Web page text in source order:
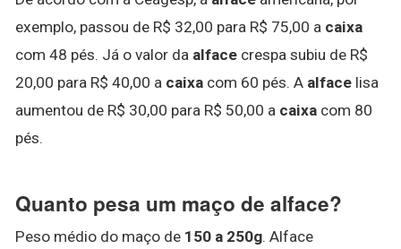
exemplo, passou de R$ 32,00 para R$ 75,00 a caixa
com 48 pés. Já o valor da alface crespa subiu de R$
20,00 para R$ 40,00 a caixa com 60 pés. A alface lisa
aumentou de R$ 30,00 para R$ 50,00 a caixa com 80
pés.
Quanto pesa um maço de alface?
Peso médio do maço de 150 a 250g. Alface